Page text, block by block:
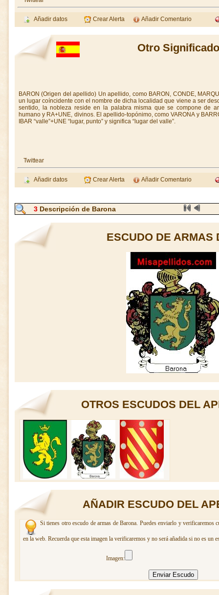
Añadir datos Crear Alerta Añadir Comentario
Otro
BARON (Origen del apellido) Un apellido, como BARON, CONDE,
un lugar coíncidente con el nombre de dicha localidad que viene a ser
sentido, la nobleza reside en la palabra misma que se compone de
humano y RA+UNE, divinos. El apellido-topónimo, como VARONA y
IBAR “valle”+UNE “lugar, punto” y significa “lugar del valle”.
Twittear
Añadir datos Crear Alerta Añadir Comentario
3Descripción de Barona
ESCUDO DE ARMAS
OTROS ESCUDOS DEL
AÑADIR ESCUDO DEL
Si tienes otro escudo de armas de Barona. Puedes enviarlo y verificaremos
en la web. Recuerda que esta imagen la verificaremos y no será añadida si no es un
Imagen: